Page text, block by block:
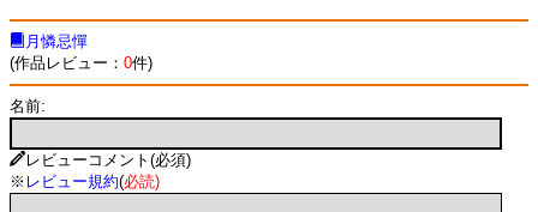
月憐忌憚
(作品レビュー： 0件)
名前:
レビューコメント(必須)
※ レビュー規約(必読)